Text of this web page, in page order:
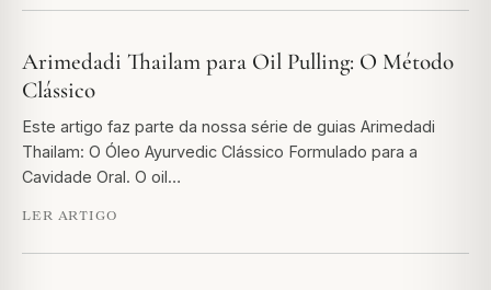
Arimedadi Thailam para Oil Pulling: O Método
Clássico
Este artigo faz parte da nossa série de guias Arimedadi
Thailam: O Óleo Ayurvedic Clássico Formulado para a
Cavidade Oral. O oil…
LER ARTIGO